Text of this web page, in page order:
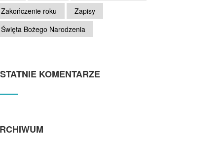
Zakończenie roku
Zapisy
Święta Bożego Narodzenia
KOMENTARZE